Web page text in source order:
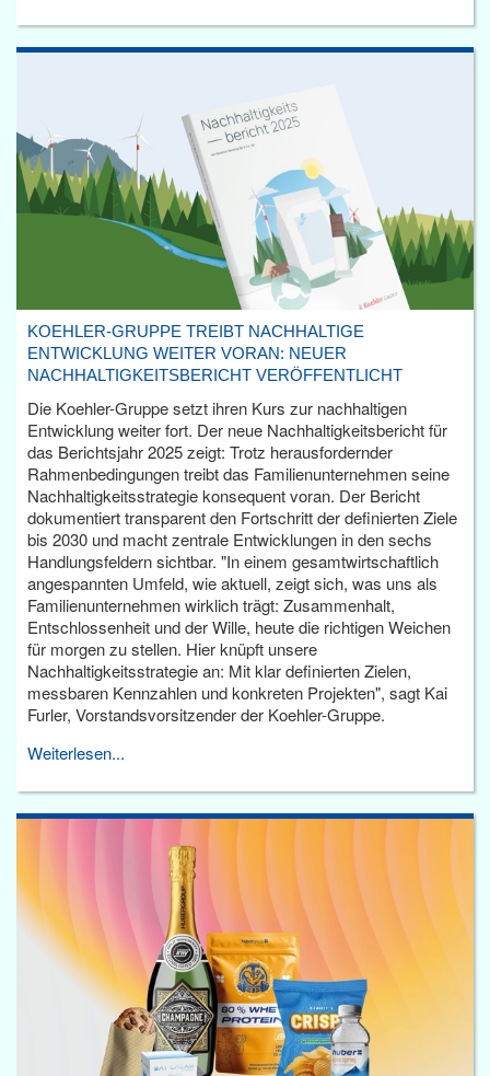
KOEHLER-GRUPPE TREIBT NACHHALTIGE
ENTWICKLUNG WEITER VORAN: NEUER
NACHHALTIGKEITSBERICHT VERÖFFENTLICHT
Die Koehler-Gruppe setzt ihren Kurs zur nachhaltigen
Entwicklung weiter fort. Der neue Nachhaltigkeitsbericht für
das Berichtsjahr 2025 zeigt: Trotz herausfordernder
Rahmenbedingungen treibt das Familienunternehmen seine
Nachhaltigkeitsstrategie konsequent voran. Der Bericht
dokumentiert transparent den Fortschritt der definierten Ziele
bis 2030 und macht zentrale Entwicklungen in den sechs
Handlungsfeldern sichtbar. "In einem gesamtwirtschaftlich
angespannten Umfeld, wie aktuell, zeigt sich, was uns als
Familienunternehmen wirklich trägt: Zusammenhalt,
Entschlossenheit und der Wille, heute die richtigen Weichen
für morgen zu stellen. Hier knüpft unsere
Nachhaltigkeitsstrategie an: Mit klar definierten Zielen,
messbaren Kennzahlen und konkreten Projekten", sagt Kai
Furler, Vorstandsvorsitzender der Koehler-Gruppe.
Weiterlesen...